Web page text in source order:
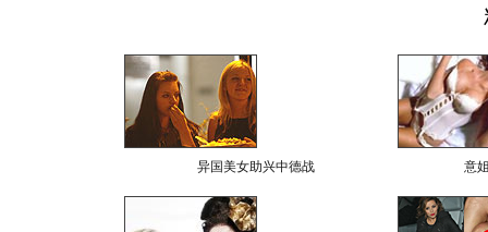
异国美女助兴中德战 意